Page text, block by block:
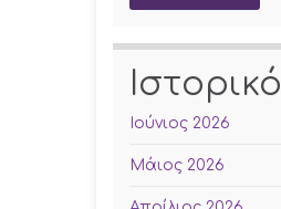
Ιστορικό
Ιούνιος 2026
Μάιος 2026